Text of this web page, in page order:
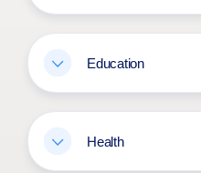
Education
Health